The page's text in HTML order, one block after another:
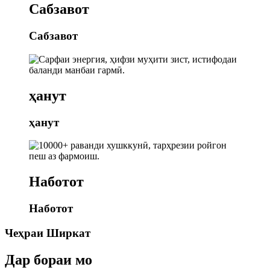
Сабзавот
Сабзавот
ҳанут
ҳанут
Наботот
Наботот
Чеҳраи Ширкат
Дар бораи мо